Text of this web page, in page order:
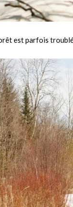
est parfois